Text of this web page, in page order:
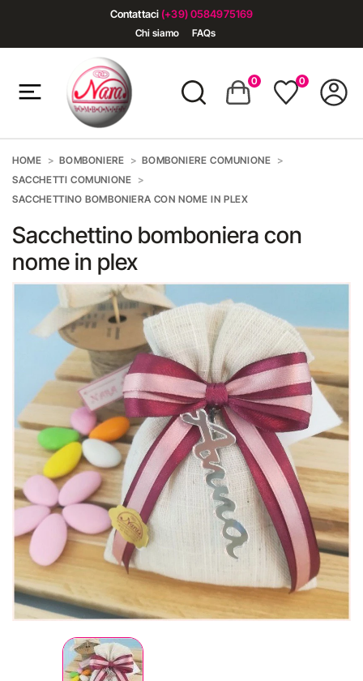
Contattaci (+39) 0584975169
Chi siamo FAQs
0 0
HOME BOMBONIERE
BOMBONIERE COMUNIONE
SACCHETTI COMUNIONE
SACCHETTINO BOMBONIERA CON NOME IN PLEX
Sacchettino bomboniera con
nome in plex